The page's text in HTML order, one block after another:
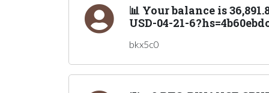
📊 Your balance is
USD-04-21-
bkx5c0